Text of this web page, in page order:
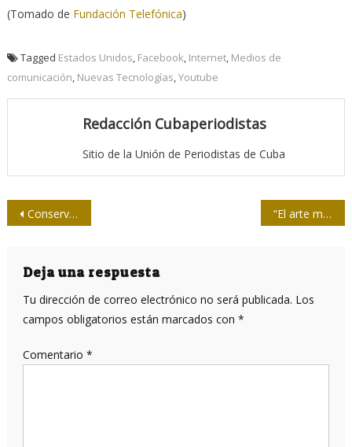
(Tomado de Fundación Telefónica)
Tagged Estados Unidos Facebook Internet, Medios de
comunicación Nuevas Tecnologías Youtube
Redacción Cubaperiodistas
Sitio de la Unión de Periodistas de Cuba
Navegación
entradas
Conservadores derriban en Argentina web de investigación periodística sobre grupos de ultraderecha “El arte metido en una pantalla pequeña -más que la del televisor- es un engaño”
Deja una respuesta
Tu dirección de correo electrónico no será publicada. Los
campos obligatorios están marcados con *
Comentario *